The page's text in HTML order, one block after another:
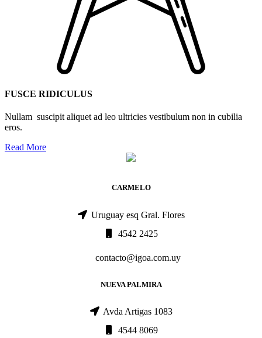
FUSCE RIDICULUS
Nullam suscipit aliquet ad leo ultricies vestibulum non in cubilia
eros.
Read More
CARMELO
Uruguay esq Gral. Flores
4542 2425
contacto@igoa.com.uy
NUEVA PALMIRA
Avda Artigas 1083
4544 8069